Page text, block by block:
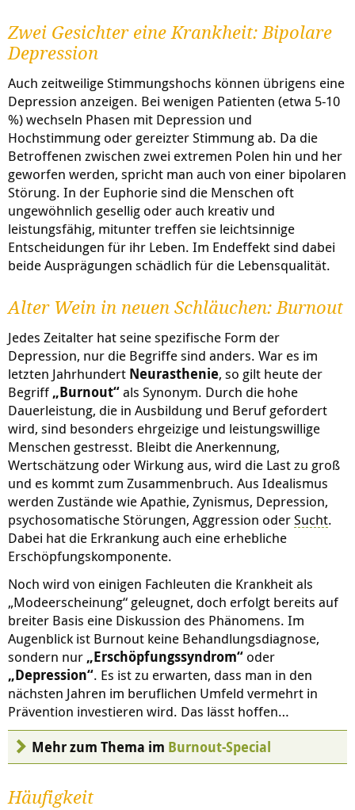
Zwei Gesichter eine Krankheit: Bipolare
Depression
Auch zeitweilige Stimmungshochs können übrigens eine
Depression anzeigen. Bei wenigen Patienten (etwa 5-10
%) wechseln Phasen mit Depression und
Hochstimmung oder gereizter Stimmung ab. Da die
Betroffenen zwischen zwei extremen Polen hin und her
geworfen werden, spricht man auch von einer bipolaren
Störung. In der Euphorie sind die Menschen oft
ungewöhnlich gesellig oder auch kreativ und
leistungsfähig, mitunter treffen sie leichtsinnige
Entscheidungen für ihr Leben. Im Endeffekt sind dabei
beide Ausprägungen schädlich für die Lebensqualität.
Alter Wein in neuen Schläuchen: Burnout
Jedes Zeitalter hat seine spezifische Form der
Depression, nur die Begriffe sind anders. War es im
letzten Jahrhundert Neurasthenie, so gilt heute der
Begriff „Burnout“als Synonym. Durch die hohe
Dauerleistung, die in Ausbildung und Beruf gefordert
wird, sind besonders ehrgeizige und leistungswillige
Menschen gestresst. Bleibt die Anerkennung,
Wertschätzung oder Wirkung aus, wird die Last zu groß
und es kommt zum Zusammenbruch. Aus Idealismus
werden Zustände wie Apathie, Zynismus, Depression,
psychosomatische Störungen, Aggression oderSucht.
Dabei hat die Erkrankung auch eine erhebliche
Erschöpfungskomponente.
Noch wird von einigen Fachleuten die Krankheit als
„Modeerscheinung“ geleugnet, doch erfolgt bereits auf
breiter Basis eine Diskussion des Phänomens. Im
Augenblick ist Burnout keine Behandlungsdiagnose,
sondern nur „Erschöpfungssyndrom“ oder
„Depression“. Es ist zu erwarten, dass man in den
nächsten Jahren im beruflichen Umfeld vermehrt in
Prävention investieren wird. Das lässt hoffen…
Mehr zum Thema im Burnout-Special
Häufigkeit